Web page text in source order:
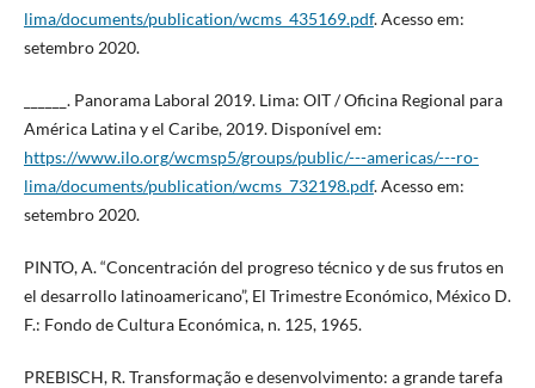
lima/documents/publication/wcms_435169.pdf. Acesso em:
setembro 2020.
______. Panorama Laboral 2019. Lima: OIT / Oficina Regional para
América Latina y el Caribe, 2019. Disponível em:
https://www.ilo.org/wcmsp5/groups/public/---americas/---ro-
lima/documents/publication/wcms_732198.pdf. Acesso em:
setembro 2020.
PINTO, A. “Concentración del progreso técnico y de sus frutos en
el desarrollo latinoamericano”, El Trimestre Económico, México D.
F.: Fondo de Cultura Económica, n. 125, 1965.
PREBISCH, R. Transformação e desenvolvimento: a grande tarefa